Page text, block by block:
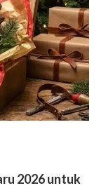
2026 untuk